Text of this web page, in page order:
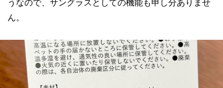
うなので、サングラスとしての機能も申し分ありませ
ん。